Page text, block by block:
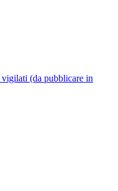
(da pubblicare in